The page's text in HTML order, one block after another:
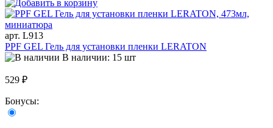
арт. L913
PPF GEL Гель для установки пленки LERATON
В наличии: 15 шт
529 ₽
Бонусы: